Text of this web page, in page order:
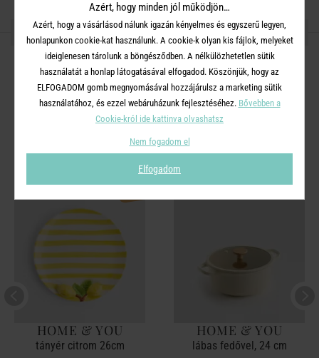
OSZD MEG MÁSOKKAL!
A TERMÉKCSALÁD TOVÁBBI
TERMÉKEI
HOME & YOU
tányér citrom 26cm
HOME & YOU
lábas fedővel, 24 cm
Azért, hogy minden jól működjön…
Azért, hogy a vásárlásod nálunk igazán kényelmes és egyszerű legyen,
honlapunkon cookie-kat használunk. A cookie-k olyan kis fájlok, melyeket
ideiglenesen tárolunk a böngésződben. A nélkülözhetetlen sütik
használatát a honlap látogatásával elfogadod. Köszönjük, hogy az
ELFOGADOM gomb megnyomásával hozzájárulsz a marketing sütik
használatához, és ezzel webáruházunk fejlesztéséhez. Bővebben a
Cookie-król ide kattinva olvashatsz
Nem fogadom el
Elfogadom